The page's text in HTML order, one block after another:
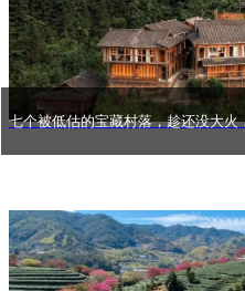
七个被低估的宝藏村落，趁还没大